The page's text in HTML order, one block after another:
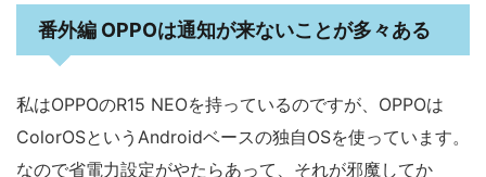
番外編 OPPOは通知が来ないことが多々ある
私はOPPOのR15 NEOを持っているのですが、OPPOは
ColorOSというAndroidベースの独自OSを使っています。
なので省電力設定がやたらあって、それが邪魔してか